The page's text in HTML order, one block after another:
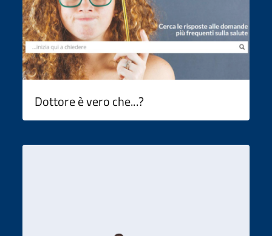
Dottore è vero che...?